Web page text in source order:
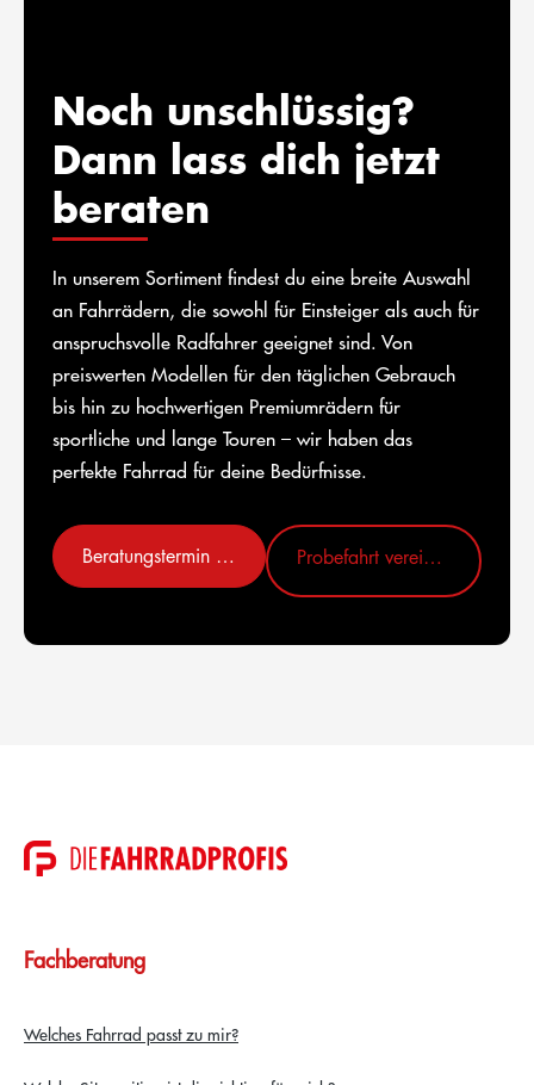
Noch unschlüssig?
Dann lass dich jetzt
beraten
In unserem Sortiment findest du eine breite Auswahl
an Fahrrädern, die sowohl für Einsteiger als auch für
anspruchsvolle Radfahrer geeignet sind. Von
preiswerten Modellen für den täglichen Gebrauch
bis hin zu hochwertigen Premiumrädern für
sportliche und lange Touren – wir haben das
perfekte Fahrrad für deine Bedürfnisse.
Beratungstermin vereinbaren Probefahrt vereinbaren
Fachberatung
Welches Fahrrad passt zu mir?